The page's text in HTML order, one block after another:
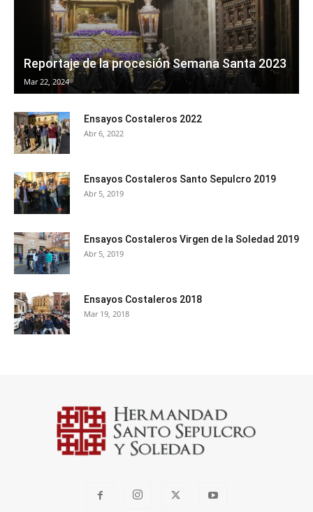
Reportaje de la procesión Semana Santa 2023
Mar 22, 2024
Ensayos Costaleros 2022
Abr 6, 2022
Ensayos Costaleros Santo Sepulcro 2019
Abr 5, 2019
Ensayos Costaleros Virgen de la Soledad 2019
Abr 5, 2019
Ensayos Costaleros 2018
Mar 19, 2018